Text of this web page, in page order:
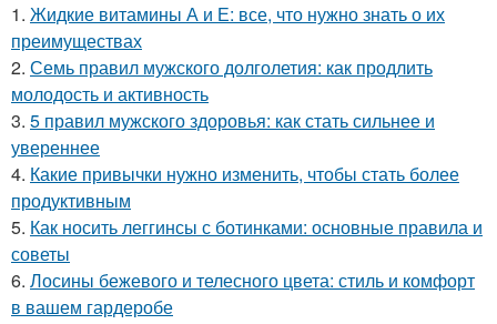
1. Жидкие витамины А и Е: все, что нужно знать о их
преимуществах
2. Семь правил мужского долголетия: как продлить
молодость и активность
3. 5 правил мужского здоровья: как стать сильнее и
увереннее
4. Какие привычки нужно изменить, чтобы стать более
продуктивным
5. Как носить леггинсы с ботинками: основные правила и
советы
6. Лосины бежевого и телесного цвета: стиль и комфорт
в вашем гардеробе